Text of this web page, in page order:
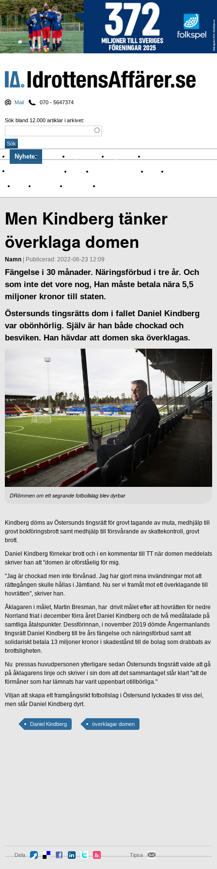
Mail 070 - 5647374
Sök bland 12.000 artiklar i arkivet:
Nyheter Krönikor Sport & spel Nyhetsbrev
Om Idrottens Affärer
Affärer I spåren av Corona Arena
Namn Sponsring TV-nyheter
Men Kindberg tänker
överklaga domen
Namn | Publicerad: 2022-06-23 12:09
Fängelse i 30 månader. Näringsförbud i tre år. Och
som inte det vore nog, Han måste betala nära 5,5
miljoner kronor till staten.
Östersunds tingsrätts dom i fallet Daniel Kindberg
var obönhörlig. Själv är han både chockad och
besviken. Han hävdar att domen ska överklagas.
DRömmen om ett segrande fotbollslag blev dyrbar
Kindberg döms av Östersunds tingsrätt för grovt tagande av muta, medhjälp till
grovt bokföringsbrott samt medhjälp till försvårande av skattekontroll, grovt
brott.
Daniel Kindberg förnekar brott och i en kommentar till TT när domen meddelats
skriver han att "domen är oförståelig för mig.
"Jag är chockad men inte förvånad. Jag har gjort mina invändningar mot att
rättegången skulle hållas i Jämtland. Nu ser vi framåt mot ett överklagande till
hovrätten", skriver han.
Åklagaren i målet, Martin Bresman, har drivit målet efter att hovrätten för nedre
Norrland friat i december förra året Daniel Kindberg och de två medåtalade på
samtliga åtalspunkter. Dessförinnan, i november 2019 dömde Ångermanlands
tingsrätt Daniel Kindberg till tre års fängelse och näringsförbud samt att
solidariskt betala 13 miljoner kronor i skadestånd till de bolag som drabbats av
brottsligheten.
Nu pressas huvudpersonen ytterligare sedan Östersunds tingsrätt valde att gå
på åklagarens linje och skriver i sin dom att det sammantaget står klart "att de
förmåner som har lämnats har varit uppenbart otillbörliga."
Viljan att skapa ett framgångsrikt fotbollslag i Östersund lyckades til viss del,
men står Daniel Kindberg dyrt.
Daniel Kindberg överklagar domen
Dela Tipsa